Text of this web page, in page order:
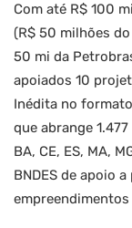
Com até R$ 100
(R$ 50 milhões
50 mi da
apoiados 10
Inédita no
que abrange
BA, CE, ES, MA,
BNDES de apoio